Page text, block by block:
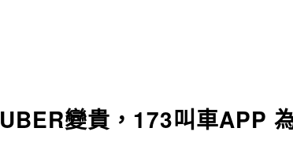
UBER變貴，173叫車APP